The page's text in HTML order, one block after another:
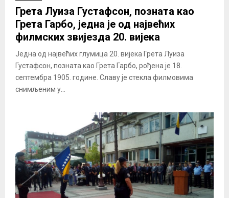
Грета Луиза Густафсон, позната као
Грета Гарбо, једна је од највећих
филмских звијезда 20. вијека
Једна од највећих глумица 20. вијека Грета Луиза
Густафсон, позната као Грета Гарбо, рођена је 18.
септембра 1905. године. Славу је стекла филмовима
снимљеним у...